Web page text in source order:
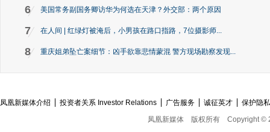
6 美国常务副国务卿访华为何选在天津？外交部：两个原因
7 在人间 | 红绿灯被淹后，小男孩在路口指路，7位摄影师...
8 重庆姐弟坠亡案细节：凶手欲靠悲情蒙混 警方现场勘察发现...
凤凰新媒体介绍 投资者关系 Investor Relations 广告服务 诚征英才
保护隐
凤凰新媒体
版权所有 Copyright ©